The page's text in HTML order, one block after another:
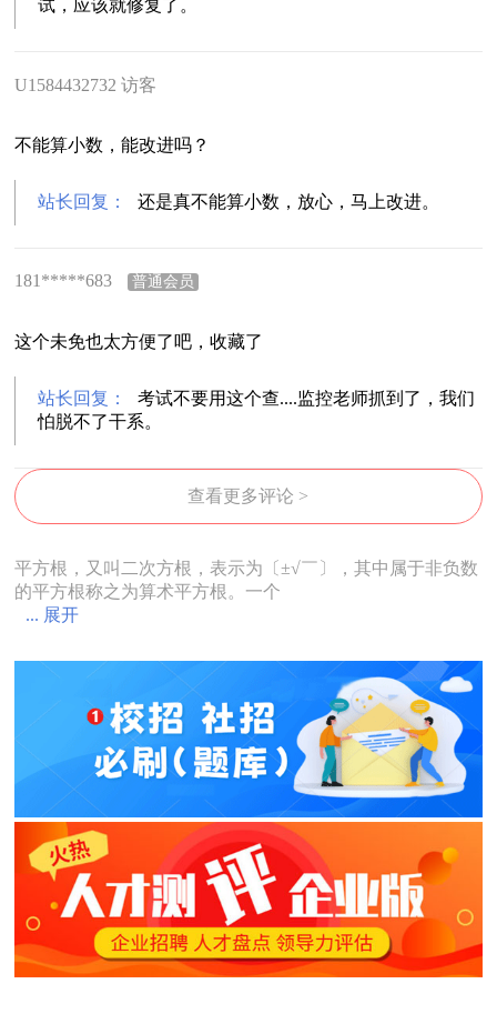
试，应该就修复了。
U1584432732 访客
不能算小数，能改进吗？
站长回复： 还是真不能算小数，放心，马上改进。
181*****683 普通会员
这个未免也太方便了吧，收藏了
站长回复：
考试不要用这个查....监控老师抓到了，我们
怕脱不了干系。
查看更多评论 >
平方根，又叫二次方根，表示为〔±√￣〕，其中属于非负数
的平方根称之为算术平方根。一个
... 展开